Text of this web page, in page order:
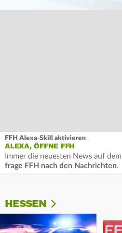
FFH Alexa-Skill aktivieren
ALEXA, ÖFFNE FFH
Immer die neuesten News auf
frage FFH nach den Nachrichten.
HESSEN